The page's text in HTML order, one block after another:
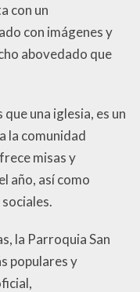
con un
con imágenes y
abovedado que
una iglesia, es un
la comunidad
misas y
año, así como
la Parroquia San
populares y